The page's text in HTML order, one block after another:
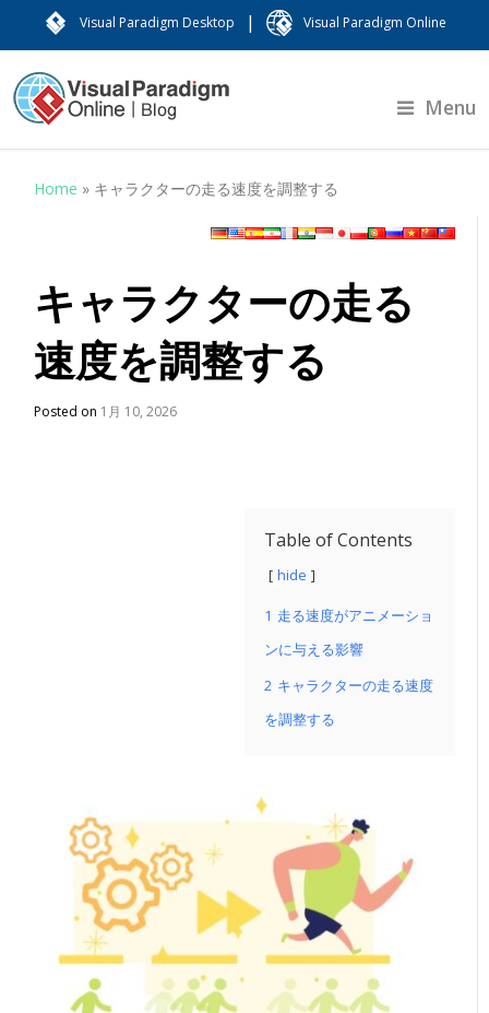
Visual Paradigm Desktop | Visual Paradigm Online
Menu
Home » キャラクターの走る速度を調整する
キャラクターの走る
速度を調整する
Posted on 1月 10, 2026
Table of Contents
hide
1 走る速度がアニメーショ
ンに与える影響
2 キャラクターの走る速度
を調整する